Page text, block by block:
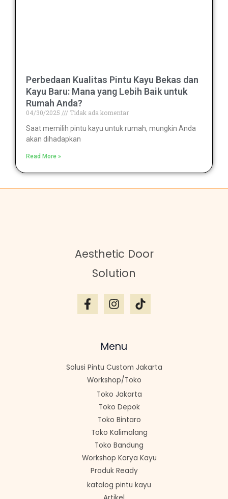
Perbedaan Kualitas Pintu Kayu Bekas dan
Kayu Baru: Mana yang Lebih Baik untuk
Rumah Anda?
04/30/2025
Tidak ada komentar
Saat memilih pintu kayu untuk rumah, mungkin Anda
akan dihadapkan
Read More »
Aesthetic Door
Solution
Menu
Solusi Pintu Custom Jakarta
Workshop/Toko
Toko Jakarta
Toko Depok
Toko Bintaro
Toko Kalimalang
Toko Bandung
Workshop Karya Kayu
Produk Ready
katalog pintu kayu